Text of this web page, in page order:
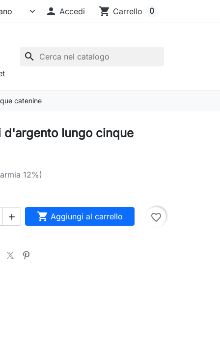
 Accedi shopping_cart Carrello 0
search
catenine
d'argento lungo cinque
12%)
  Aggiungi al carrello favorite_border